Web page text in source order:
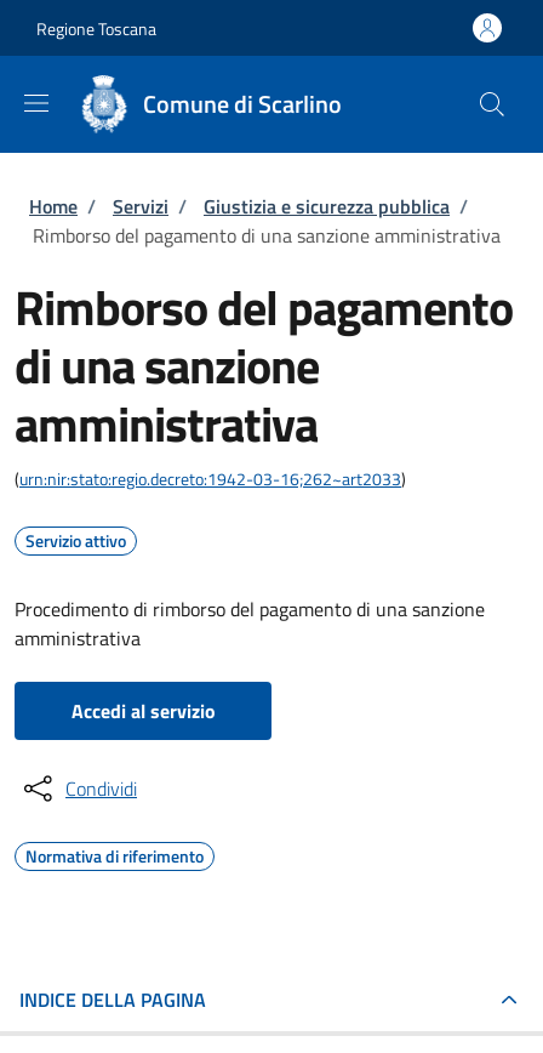
Regione Toscana
Comune di Scarlino
Briciole di pane
Home / Servizi / Giustizia e sicurezza pubblica /
Rimborso del pagamento di una sanzione amministrativa
Rimborso del pagamento
di una sanzione
amministrativa
(urn:nir:stato:regio.decreto:1942-03-16;262~art2033)
Servizio attivo
Procedimento di rimborso del pagamento di una sanzione
amministrativa
Accedi al servizio
Condividi
Normativa di riferimento
INDICE DELLA PAGINA